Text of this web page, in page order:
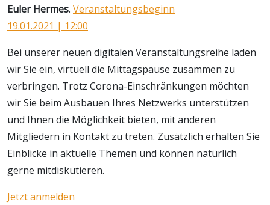
Euler Hermes. Veranstaltungsbeginn
19.01.2021 | 12:00
Bei unserer neuen digitalen Veranstaltungsreihe laden
wir Sie ein, virtuell die Mittagspause zusammen zu
verbringen. Trotz Corona-Einschränkungen möchten
wir Sie beim Ausbauen Ihres Netzwerks unterstützen
und Ihnen die Möglichkeit bieten, mit anderen
Mitgliedern in Kontakt zu treten. Zusätzlich erhalten Sie
Einblicke in aktuelle Themen und können natürlich
gerne mitdiskutieren.
Jetzt anmelden